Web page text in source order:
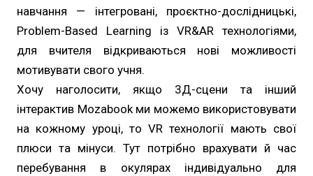
навчання — інтегровані, проєктно-дослідницькі,
Problem-Based Learning із VR&AR технологіями,
для вчителя відкриваються нові можливості
мотивувати свого учня.
Хочу наголосити, якщо 3Д-сцени та інший
інтерактив Mozabook ми можемо використовувати
на кожному уроці, то VR технології мають свої
плюси та мінуси. Тут потрібно врахувати й час
перебування в окулярах індивідуально для